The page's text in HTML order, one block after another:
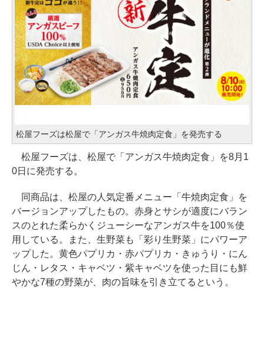
松屋フーズは松屋で「アンガス牛焼肉定食」を発売する
松屋フーズは、松屋で「アンガス牛焼肉定食」を8月1
0日に発売する。
同商品は、松屋の人気定番メニュー「牛焼肉定食」を
バージョンアップしたもの。赤身とサシが適度にバラン
スのとれた柔らかくジューシーなアンガス牛を100％使
用している。また、生野菜も「彩り生野菜」にパワーア
ップした。黄色パプリカ・赤パプリカ・きゅうり・にん
じん・レタス・キャベツ・紫キャベツを使った目にも鮮
やかな7種の野菜が、肉の旨味を引き立てるという。